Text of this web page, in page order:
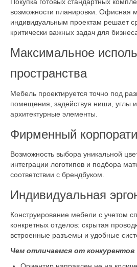
Покупка готовых стандартных
возможности планировки. Офисная
индивидуальным проектам решает
критически важных задач для
Максимальное
пространства
Мебель проектируется точно под
помещения, задействуя ниши, углы
архитектурные элементы.
Фирменный
Возможность выбора уникальной
интеграции логотипов и подбора
соответствии с брендбуком.
Индивидуальная
Конструирование мебели с учетом
конкретных отделов: скрытая
встроенные разъемы и удобные
Чем отличаемся от конкурентов